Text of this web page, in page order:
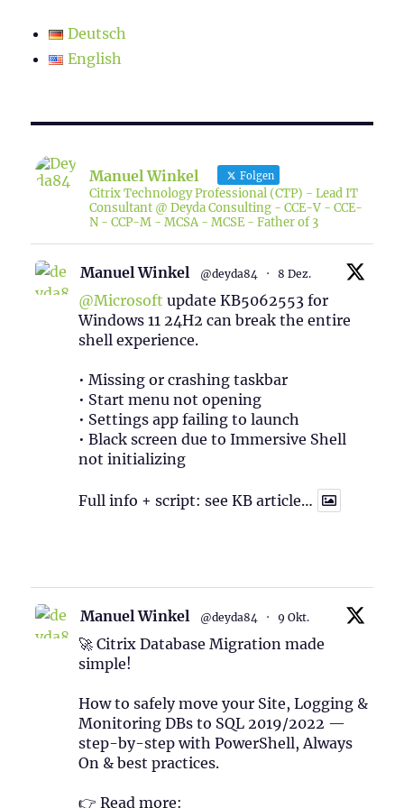
Deutsch
English
Manuel Winkel Folgen
Citrix Technology Professional (CTP) - Lead IT
Consultant @ Deyda Consulting - CCE-V - CCE-
N - CCP-M - MCSA - MCSE - Father of 3
Manuel Winkel @deyda84 · 8 Dez.
@Microsoft update KB5062553 for
Windows 11 24H2 can break the entire
shell experience.
• Missing or crashing taskbar
• Start menu not opening
• Settings app failing to launch
• Black screen due to Immersive Shell
not initializing
Full info + script: see KB article…
Manuel Winkel @deyda84 · 9 Okt.
🚀 Citrix Database Migration made
simple!
How to safely move your Site, Logging &
Monitoring DBs to SQL 2019/2022 —
step-by-step with PowerShell, Always
On & best practices.
👉 Read more: